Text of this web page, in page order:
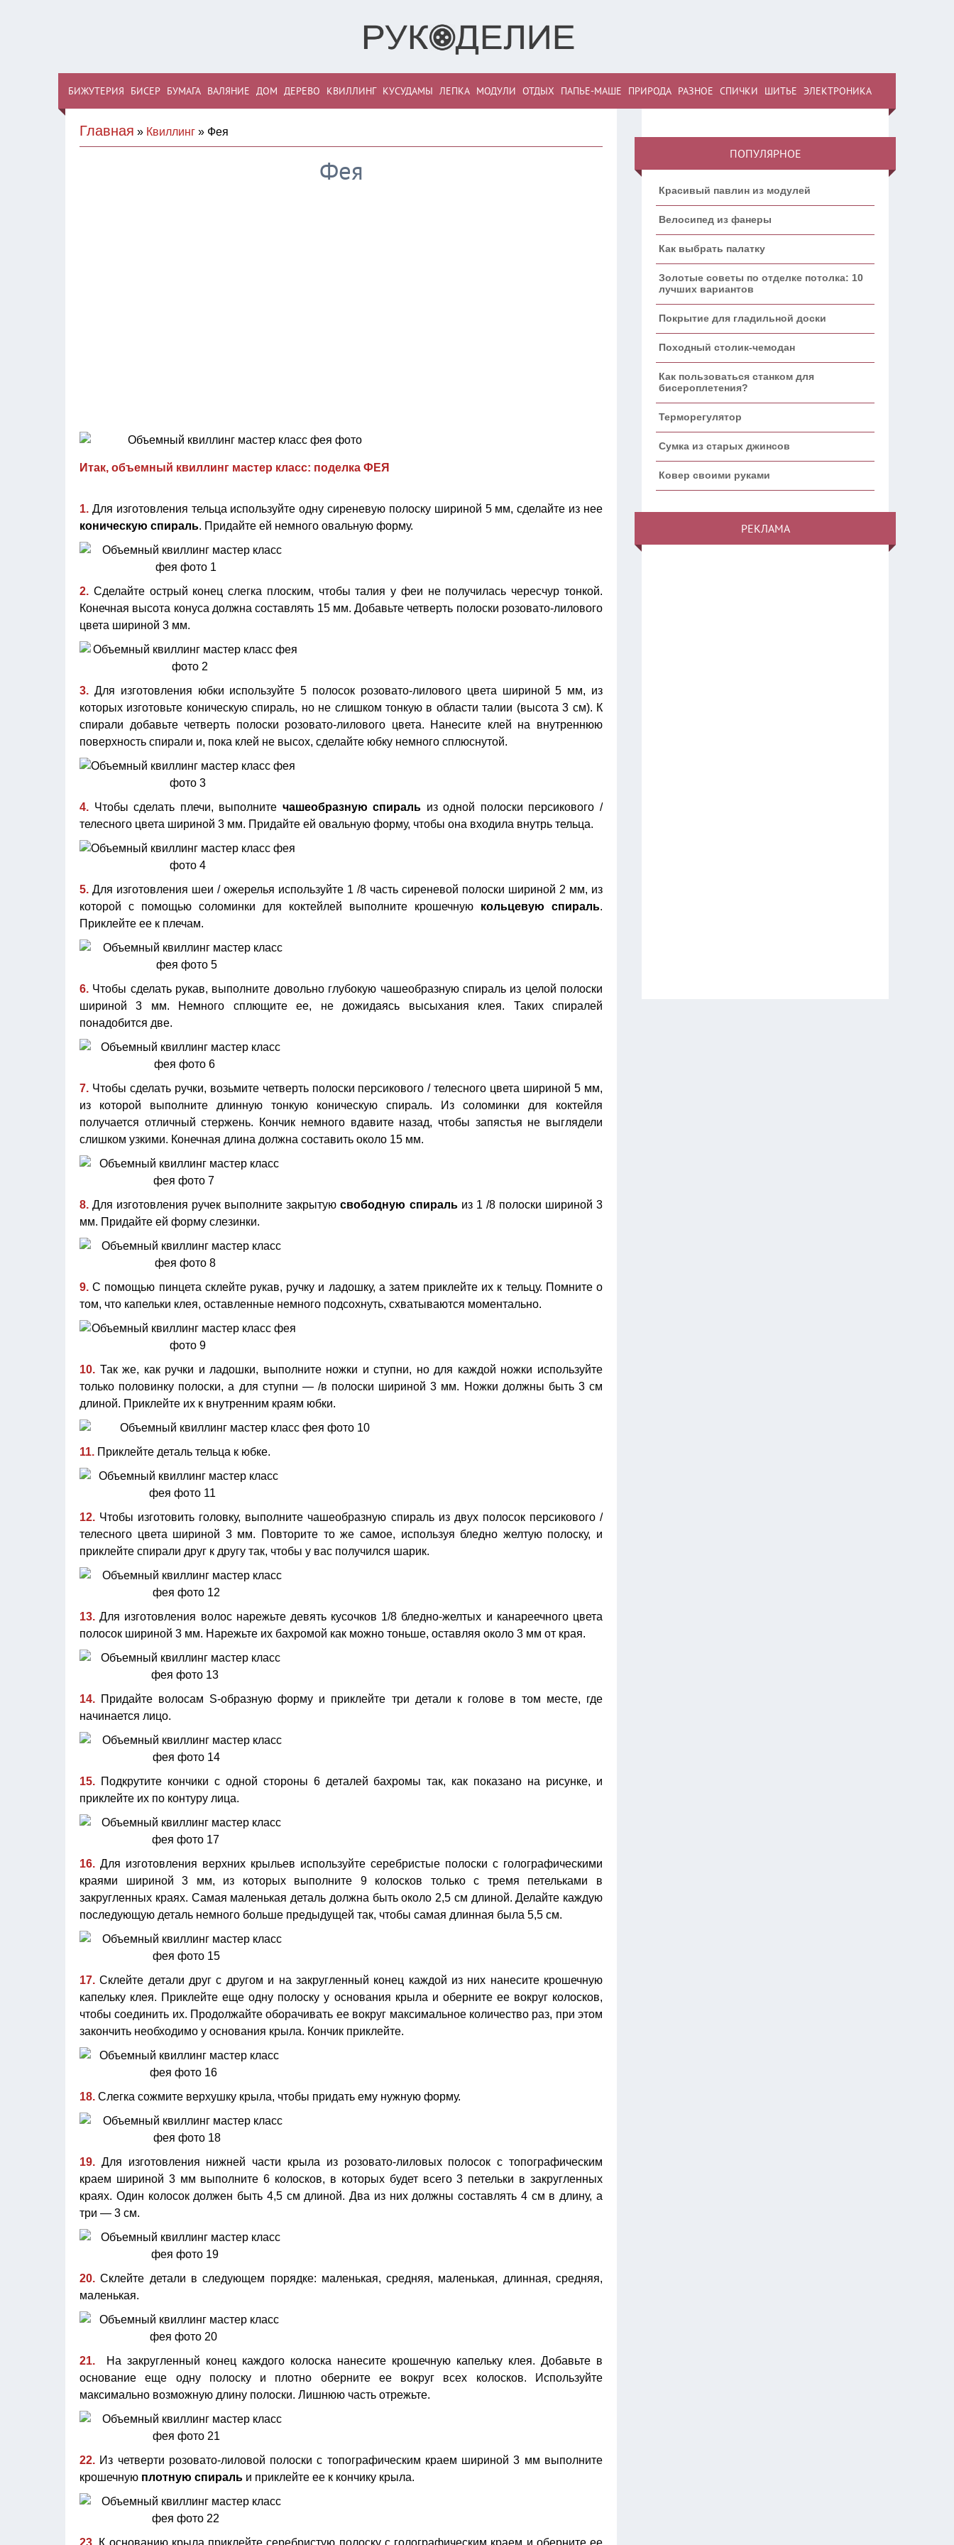
БИЖУТЕРИЯ БИСЕР БУМАГА ВАЛЯНИЕ ДОМ ДЕРЕВО КВИЛЛИНГ КУСУДАМЫ ЛЕПКА МОДУЛИ ОТДЫХ ПАПЬЕ-МАШЕ ПРИРОДА РАЗНОЕ СПИЧКИ ШИТЬЕ ЭЛЕКТРОНИКА
Главная » Квиллинг » Фея
Фея
Итак, объемный квиллинг мастер класс: поделка ФЕЯ
1. Для изготовления тельца используйте одну сиреневую полоску шириной 5 мм, сделайте из нее
коническую спираль. Придайте ей немного овальную форму.
2. Сделайте острый конец слегка плоским, чтобы талия у феи не получилась чересчур тонкой.
Конечная высота конуса должна составлять 15 мм. Добавьте четверть полоски розовато-лилового
цвета шириной 3 мм.
3. Для изготовления юбки используйте 5 полосок розовато-лилового цвета шириной 5 мм, из
которых изготовьте коническую спираль, но не слишком тонкую в области талии (высота 3 см). К
спирали добавьте четверть полоски розовато-лилового цвета. Нанесите клей на внутреннюю
поверхность спирали и, пока клей не высох, сделайте юбку немного сплюснутой.
4. Чтобы сделать плечи, выполните чашеобразную спираль из одной полоски персикового /
телесного цвета шириной 3 мм. Придайте ей овальную форму, чтобы она входила внутрь тельца.
5. Для изготовления шеи / ожерелья используйте 1 /8 часть сиреневой полоски шириной 2 мм, из
которой с помощью соломинки для коктейлей выполните крошечную кольцевую спираль.
Приклейте ее к плечам.
6. Чтобы сделать рукав, выполните довольно глубокую чашеобразную спираль из целой полоски
шириной 3 мм. Немного сплющите ее, не дожидаясь высыхания клея. Таких спиралей
понадобится две.
7. Чтобы сделать ручки, возьмите четверть полоски персикового / телесного цвета шириной 5 мм,
из которой выполните длинную тонкую коническую спираль. Из соломинки для коктейля
получается отличный стержень. Кончик немного вдавите назад, чтобы запястья не выглядели
слишком узкими. Конечная длина должна составить около 15 мм.
8. Для изготовления ручек выполните закрытуюсвободную спиральиз 1 /8 полоски шириной 3
мм. Придайте ей форму слезинки.
9.С помощью пинцета склейте рукав, ручку и ладошку, а затем приклейте их к тельцу. Помните о
том, что капельки клея, оставленные немного подсохнуть, схватываются моментально.
10. Так же, как ручки и ладошки, выполните ножки и ступни, но для каждой ножки используйте
только половинку полоски, а для ступни — /в полоски шириной 3 мм. Ножки должны быть 3 см
длиной. Приклейте их к внутренним краям юбки.
11. Приклейте деталь тельца к юбке.
12. Чтобы изготовить головку, выполните чашеобразную спираль из двух полосок персикового /
телесного цвета шириной 3 мм. Повторите то же самое, используя бледно желтую полоску, и
приклейте спирали друг к другу так, чтобы у вас получился шарик.
13. Для изготовления волос нарежьте девять кусочков 1/8 бледно-желтых и канареечного цвета
полосок шириной 3 мм. Нарежьте их бахромой как можно тоньше, оставляя около 3 мм от края.
14. Придайте волосам S-образную форму и приклейте три детали к голове в том месте, где
начинается лицо.
15. Подкрутите кончики с одной стороны 6 деталей бахромы так, как показано на рисунке, и
приклейте их по контуру лица.
16. Для изготовления верхних крыльев используйте серебристые полоски с голографическими
краями шириной 3 мм, из которых выполните 9 колосков только с тремя петельками в
закругленных краях. Самая маленькая деталь должна быть около 2,5 см длиной. Делайте каждую
последующую деталь немного больше предыдущей так, чтобы самая длинная была 5,5 см.
17.Склейте детали друг с другом и на закругленный конец каждой из них нанесите крошечную
капельку клея. Приклейте еще одну полоску у основания крыла и оберните ее вокруг колосков,
чтобы соединить их. Продолжайте оборачивать ее вокруг максимальное количество раз, при этом
закончить необходимо у основания крыла. Кончик приклейте.
18. Слегка сожмите верхушку крыла, чтобы придать ему нужную форму.
19. Для изготовления нижней части крыла из розовато-лиловых полосок с топографическим
краем шириной 3 мм выполните 6 колосков, в которых будет всего 3 петельки в закругленных
краях. Один колосок должен быть 4,5 см длиной. Два из них должны составлять 4 см в длину, а
три — 3 см.
20.Склейте детали в следующем порядке: маленькая, средняя, маленькая, длинная, средняя,
маленькая.
21. На закругленный конец каждого колоска нанесите крошечную капельку клея. Добавьте в
основание еще одну полоску и плотно оберните ее вокруг всех колосков. Используйте
максимально возможную длину полоски. Лишнюю часть отрежьте.
22. Из четверти розовато-лиловой полоски с топографическим краем шириной 3 мм выполните
крошечную плотную спираль и приклейте ее к кончику крыла.
23. К основанию крыла приклейте серебристую полоску с голографическим краем и оберните ее
ПОПУЛЯРНОЕ
Красивый павлин из модулей
Велосипед из фанеры
Как выбрать палатку
Золотые советы по отделке потолка: 10
лучших вариантов
Покрытие для гладильной доски
Походный столик-чемодан
Как пользоваться станком для
бисероплетения?
Терморегулятор
Сумка из старых джинсов
Ковер своими руками
РЕКЛАМА